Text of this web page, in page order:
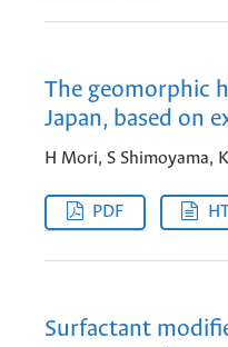
The geomorphic
Japan, based on
H Mori, S Shimoyama,
PDF
Surfactant